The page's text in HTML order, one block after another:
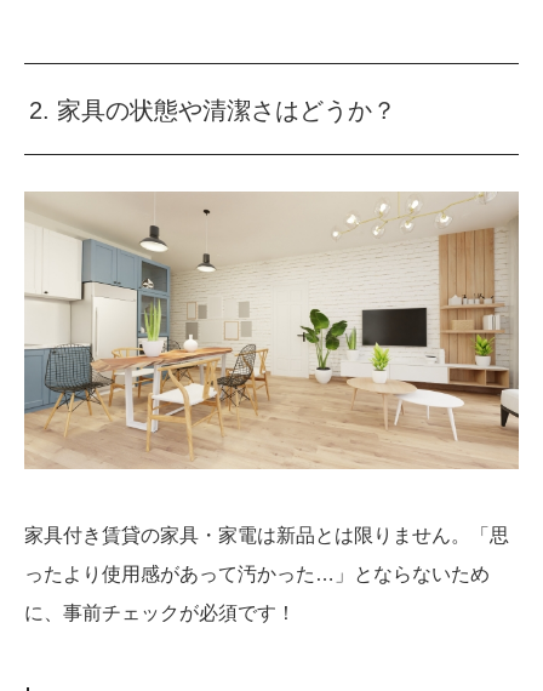
2. 家具の状態や清潔さはどうか？
家具付き賃貸の家具・家電は新品とは限りません。「思
ったより使用感があって汚かった…」とならないため
に、事前チェックが必須です！